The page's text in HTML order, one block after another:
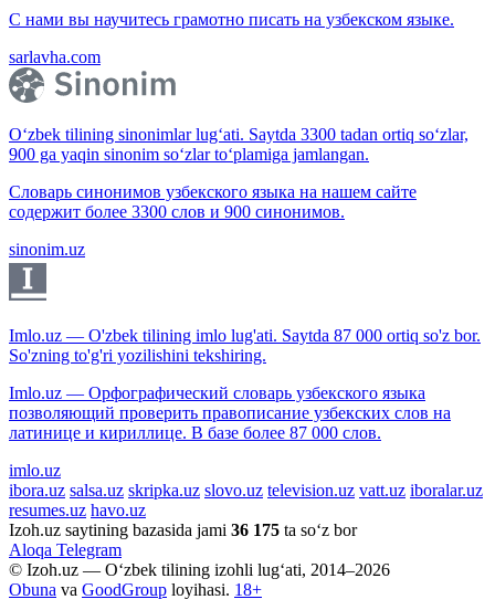
С нами вы научитесь грамотно писать на узбекском языке.
sarlavha.com
O‘zbek tilining sinonimlar lug‘ati. Saytda 3300 tadan ortiq so‘zlar,
900 ga yaqin sinonim so‘zlar to‘plamiga jamlangan.
Словарь синонимов узбекского языка на нашем сайте
содержит более 3300 слов и 900 синонимов.
sinonim.uz
Imlo.uz — O'zbek tilining imlo lug'ati. Saytda 87 000 ortiq so'z bor.
So'zning to'g'ri yozilishini tekshiring.
Imlo.uz — Орфографический словарь узбекского языка
позволяющий проверить правописание узбекских слов на
латинице и кириллице. В базе более 87 000 слов.
imlo.uz
ibora.uz salsa.uz skripka.uz slovo.uz television.uz vatt.uz iboralar.uz
resumes.uz havo.uz
Izoh.uz saytining bazasida jami 36 175 ta so‘z bor
Aloqa Telegram
© Izoh.uz — O‘zbek tilining izohli lug‘ati, 2014–2026
Obuna va GoodGroup loyihasi. 18+